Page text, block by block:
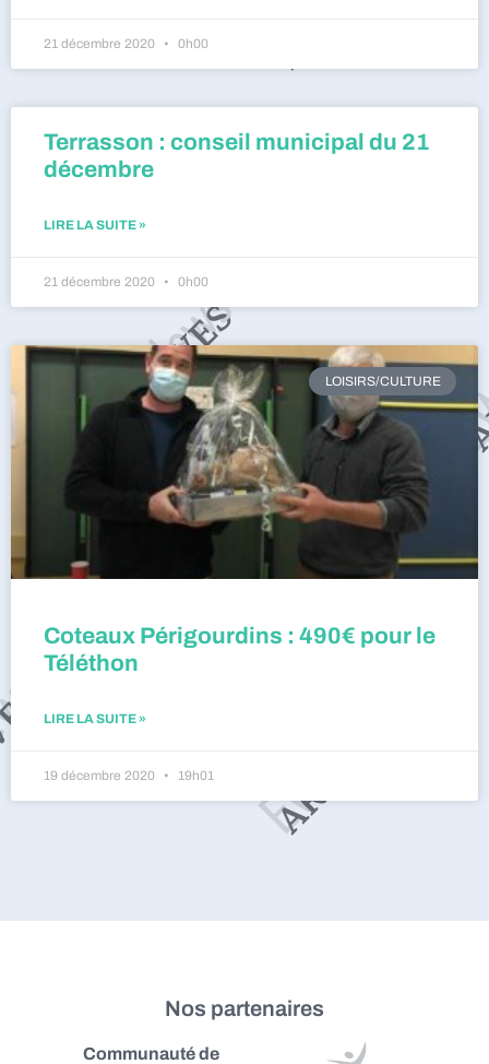
21 décembre 2020 0h00
Terrasson : conseil municipal du 21
décembre
LIRE LA SUITE »
21 décembre 2020 0h00
LOISIRS/CULTURE
Coteaux Périgourdins : 490€ pour le
Téléthon
LIRE LA SUITE »
19 décembre 2020 19h01
Nos partenaires
Communauté de